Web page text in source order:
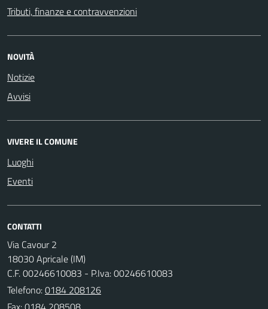
Tributi, finanze e contravvenzioni
NOVITÀ
Notizie
Avvisi
VIVERE IL COMUNE
Luoghi
Eventi
CONTATTI
Via Cavour 2
18030 Apricale (IM)
C.F. 00246610083 - P.Iva: 00246610083
Telefono:0184 208126